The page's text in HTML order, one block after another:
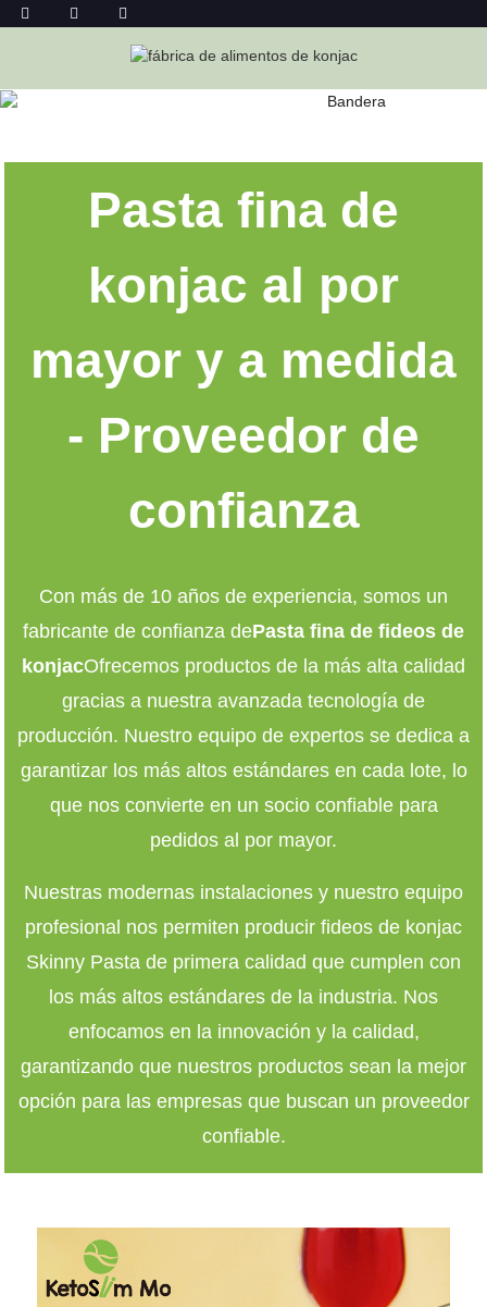
FIDEOS FINOS DE KONJAC AL POR
MAYOR
Pasta fina de
konjac al por
mayor y a medida
- Proveedor de
confianza
Con más de 10 años de experiencia, somos un
fabricante de confianza dePasta fina de fideos de
konjacOfrecemos productos de la más alta calidad
gracias a nuestra avanzada tecnología de
producción. Nuestro equipo de expertos se dedica a
garantizar los más altos estándares en cada lote, lo
que nos convierte en un socio confiable para
pedidos al por mayor.
Nuestras modernas instalaciones y nuestro equipo
profesional nos permiten producir fideos de konjac
Skinny Pasta de primera calidad que cumplen con
los más altos estándares de la industria. Nos
enfocamos en la innovación y la calidad,
garantizando que nuestros productos sean la mejor
opción para las empresas que buscan un proveedor
confiable.